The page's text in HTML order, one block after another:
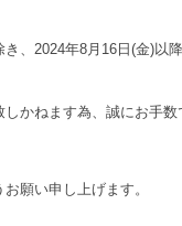
、2024年8月16日(金)以
かねます為、誠にお手数
願い申し上げます。